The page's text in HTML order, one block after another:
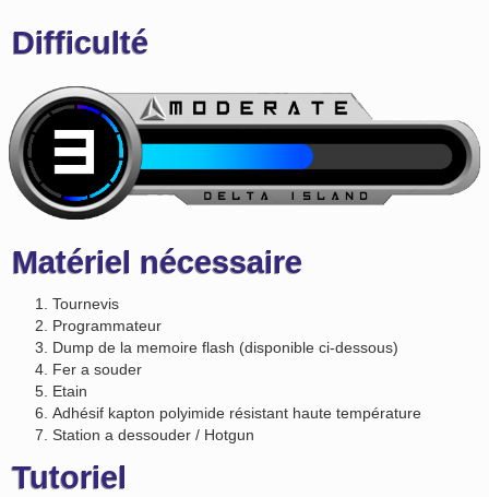
Difficulté
Matériel nécessaire
Tournevis
Programmateur
Dump de la memoire flash (disponible ci-dessous)
Fer a souder
Etain
Adhésif kapton polyimide résistant haute température
Station a dessouder / Hotgun
Tutoriel